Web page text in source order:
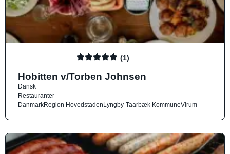
(1)
Hobitten v/Torben Johnsen
Dansk
Restauranter
DanmarkRegion HovedstadenLyngby-Taarbæk KommuneVirum